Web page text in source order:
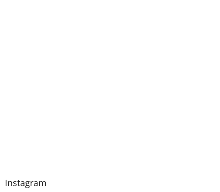
Instagram